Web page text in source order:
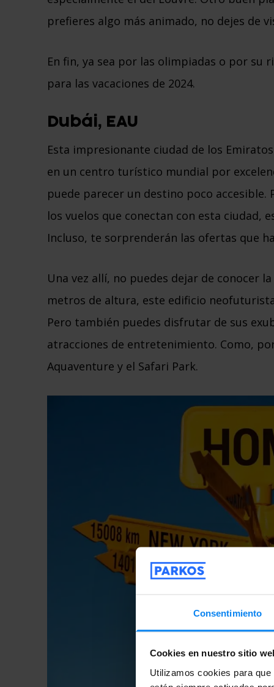
Consentimiento
Cookies en nuestro sitio
Utilizamos cookies para
prefieres algo más animado, no dejes de
En fin, ya sea por las olimpiadas o por su
para las vacaciones de 2024.
Dubái, EAU
Esta impresionante ciudad de los
en un centro turístico mundial por
puede parecer un destino poco accesible.
los vuelos que conectan con esta ciudad,
Incluso, te sorprenderán las ofertas que
Una vez allí, no puedes dejar de conocer
metros de altura, este edificio
Pero también puedes disfrutar de sus
atracciones de entretenimiento. Como,
Aquaventure y el Safari Park.